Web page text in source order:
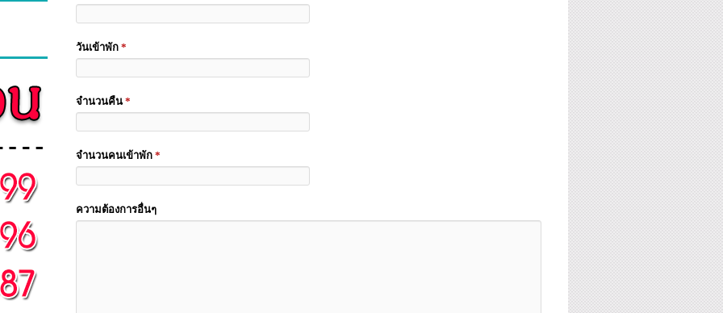
วันเข้าพัก *
จำนวนคืน *
จำนวนคนเข้าพัก *
ความต้องการอื่นๆ